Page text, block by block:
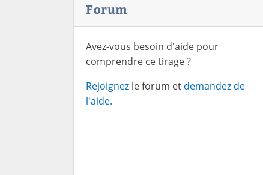
Forum
Avez-vous besoin d'aide pour
comprendre ce tirage ?
Rejoignez le forum et demandez de
l'aide.